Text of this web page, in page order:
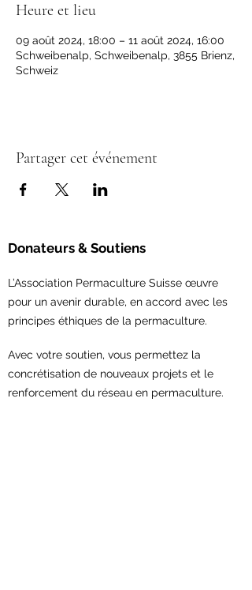
Heure et lieu
09 août 2024, 18:00 – 11 août 2024, 16:00
Schweibenalp, Schweibenalp, 3855 Brienz,
Schweiz
Partager cet événement
Donateurs & Soutiens
L’Association Permaculture Suisse œuvre
pour un avenir durable, en accord avec les
principes éthiques de la permaculture.
Avec votre soutien, vous permettez la
concrétisation de nouveaux projets et le
renforcement du réseau en permaculture.